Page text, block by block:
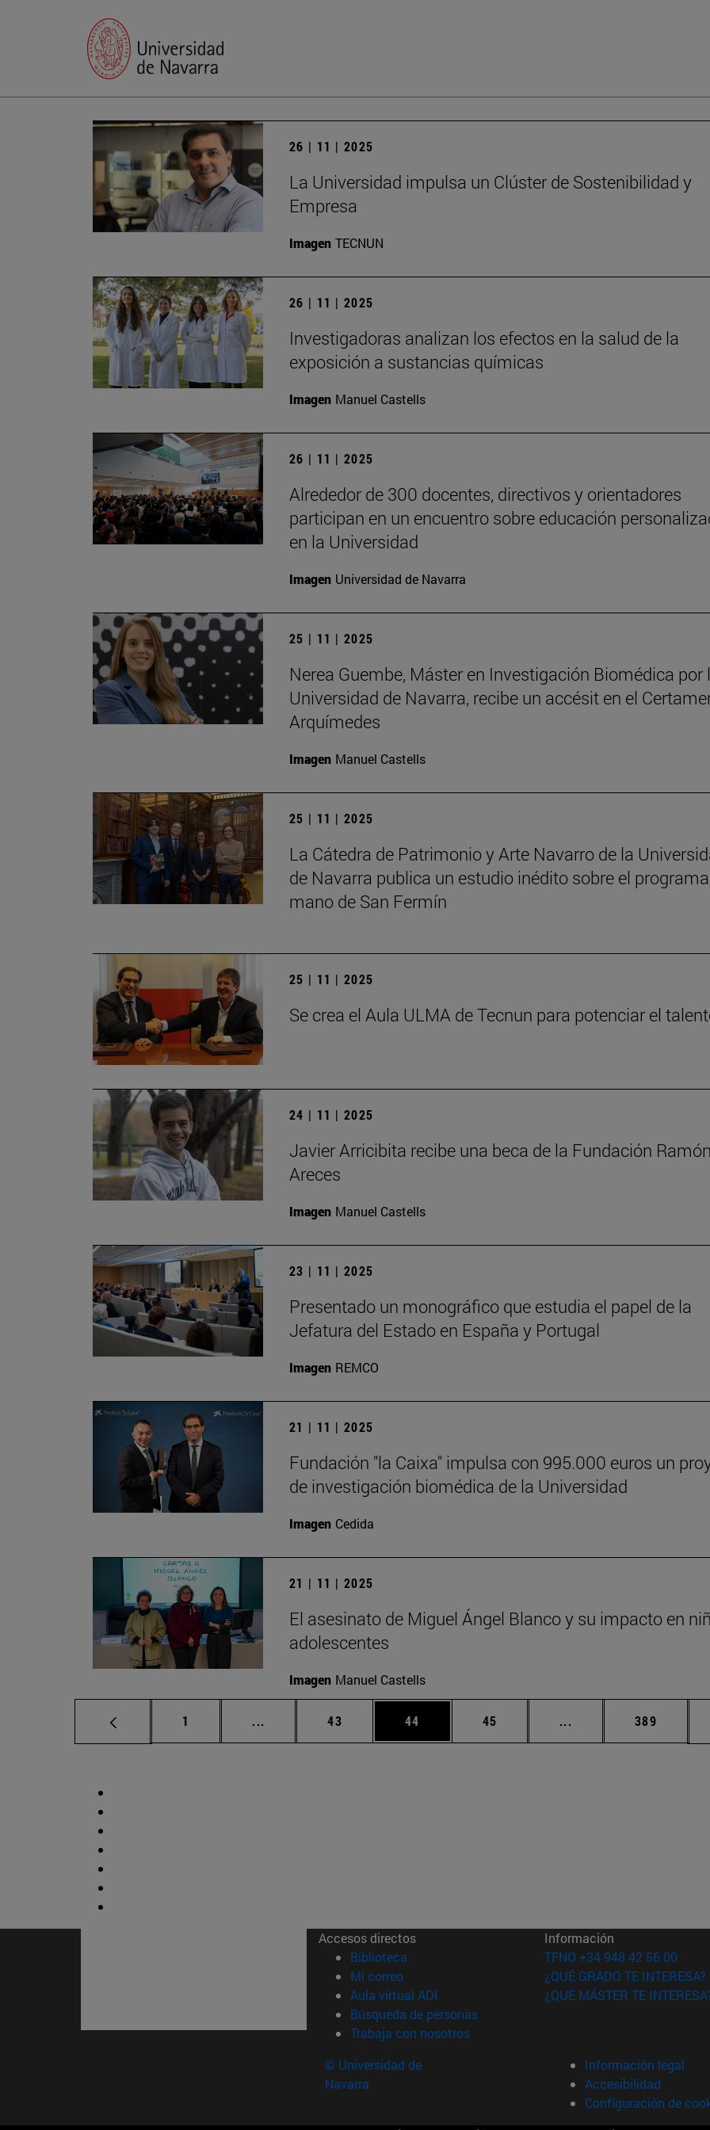
26 | 11 | 2025
La Universidad impulsa un Clúster de Sostenibilidad y
Empresa
Imagen TECNUN
26 | 11 | 2025
Investigadoras analizan los efectos en la salud de la
exposición a sustancias químicas
Imagen Manuel Castells
26 | 11 | 2025
Alrededor de 300 docentes, directivos y orientadores
participan en un encuentro sobre educación
en la Universidad
Imagen Universidad de Navarra
25 | 11 | 2025
Nerea Guembe, Máster en Investigación Biomédica por
Universidad de Navarra, recibe un accésit en el
Arquímedes
Imagen Manuel Castells
25 | 11 | 2025
La Cátedra de Patrimonio y Arte Navarro de la
de Navarra publica un estudio inédito sobre el
mano de San Fermín
25 | 11 | 2025
Se crea el Aula ULMA de Tecnun para potenciar el
24 | 11 | 2025
Javier Arricibita recibe una beca de la Fundación
Areces
Imagen Manuel Castells
23 | 11 | 2025
Presentado un monográfico que estudia el papel de la
Jefatura del Estado en España y Portugal
Imagen REMCO
21 | 11 | 2025
Fundación "la Caixa" impulsa con 995.000 euros un
de investigación biomédica de la Universidad
Imagen Cedida
21 | 11 | 2025
El asesinato de Miguel Ángel Blanco y su impacto en
adolescentes
Imagen Manuel Castells
Página
1 ... Páginas intermedias Use TAB para desplazarse.
Página
43 Página
44 Página
45 ... Páginas intermedias
Página
389
Accesos directos
Biblioteca (abre en nueva ventana)
Mi correo(abre en nueva ventana)
Aula virtual ADI (abre en nueva ventana)
Búsqueda de personas(abre en nueva ventana)
Trabaja con nosotros(abre en nueva ventana)
Información
TFNO +34 948 42 56 00
¿QUÉ GRADO TE INTERESA?
¿QUÉ MÁSTER TE
© Universidad de
Navarra
Información legal
Accesibilidad
Configuración de